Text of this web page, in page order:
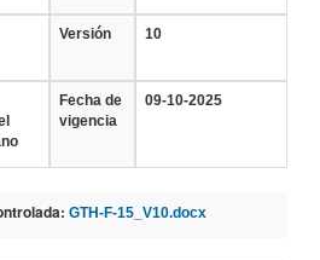
Versión 10
Fecha de
vigencia
09-10-2025
GTH-F-15_V10.docx